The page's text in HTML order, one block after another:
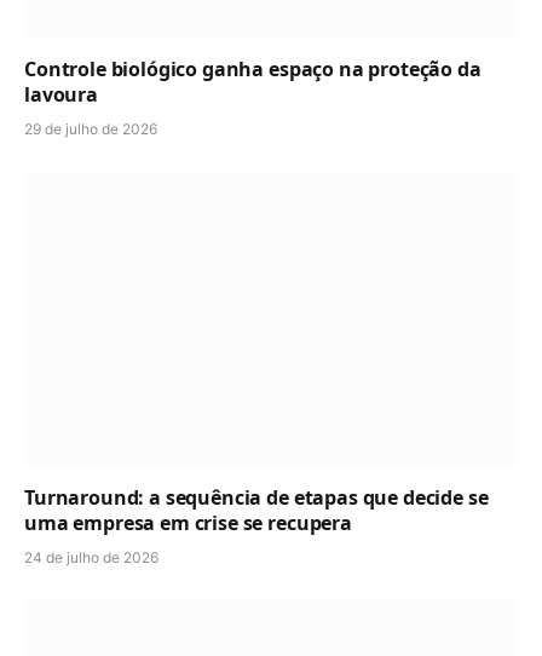
Controle biológico ganha espaço na proteção da
lavoura
29 de julho de 2026
Turnaround: a sequência de etapas que decide se
uma empresa em crise se recupera
24 de julho de 2026